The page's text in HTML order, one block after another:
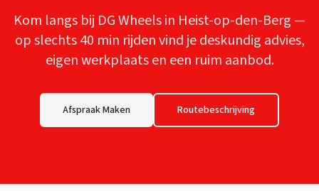
Kom langs bij DG Wheels in Heist-op-den-Berg —
op slechts40 min rijden vind je deskundig advies,
eigen werkplaats en een ruim aanbod.
Afspraak Maken Routebeschrijving